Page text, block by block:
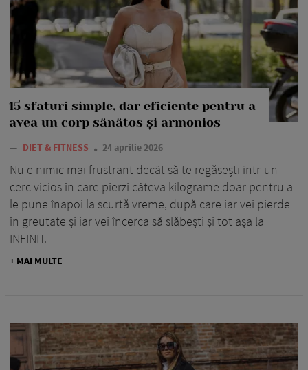
15 sfaturi simple, dar eficiente pentru a
avea un corp sănătos și armonios
— DIET & FITNESS 24 aprilie 2026
Nu e nimic mai frustrant decât să te regăsești într-un
cerc vicios în care pierzi câteva kilograme doar pentru a
le pune înapoi la scurtă vreme, după care iar vei pierde
în greutate și iar vei încerca să slăbești și tot așa la
INFINIT.
+ MAI MULTE